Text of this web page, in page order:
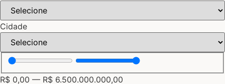
Cidade
R$ 0,00 — R$ 6.500.000.000,00